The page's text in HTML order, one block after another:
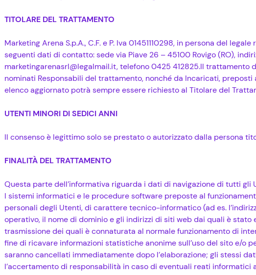
TITOLARE DEL TRATTAMENTO
Marketing Arena S.p.A., C.F. e P. Iva 01451110298, in persona del
seguenti dati di contatto: sede via Piave 26 – 45100 Rovigo (RO),
marketingarenasrl@legalmail.it, telefono 0425 412825.Il
nominati Responsabili del trattamento, nonché da Incaricati,
elenco aggiornato potrà sempre essere richiesto al Titolare del
UTENTI MINORI DI SEDICI ANNI
Il consenso è legittimo solo se prestato o autorizzato dalla persona
FINALITÀ DEL TRATTAMENTO
Questa parte dell’informativa riguarda i dati di navigazione di tutti gli
I sistemi informatici e le procedure software preposte al
personali degli Utenti, di carattere tecnico-informatico (ad es.
operativo, il nome di dominio e gli indirizzi di siti web dai quali è stato
trasmissione dei quali è connaturata al normale funzionamento di
fine di ricavare informazioni statistiche anonime sull’uso del sito e/o
saranno cancellati immediatamente dopo l’elaborazione; gli stessi
l’accertamento di responsabilità in caso di eventuali reati informatici